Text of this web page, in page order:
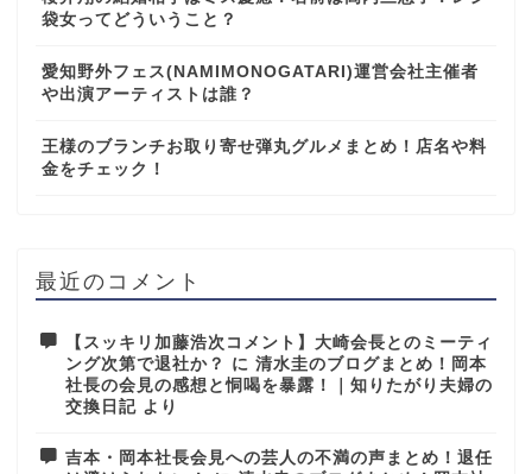
袋女ってどういうこと？
愛知野外フェス(NAMIMONOGATARI)運営会社主催者
や出演アーティストは誰？
王様のブランチお取り寄せ弾丸グルメまとめ！店名や料
金をチェック！
最近のコメント
【スッキリ加藤浩次コメント】大崎会長とのミーティ
ング次第で退社か？
に 清水圭のブログまとめ！岡本
社長の会見の感想と恫喝を暴露！｜知りたがり夫婦の
交換日記 より
吉本・岡本社長会見への芸人の不満の声まとめ！退任